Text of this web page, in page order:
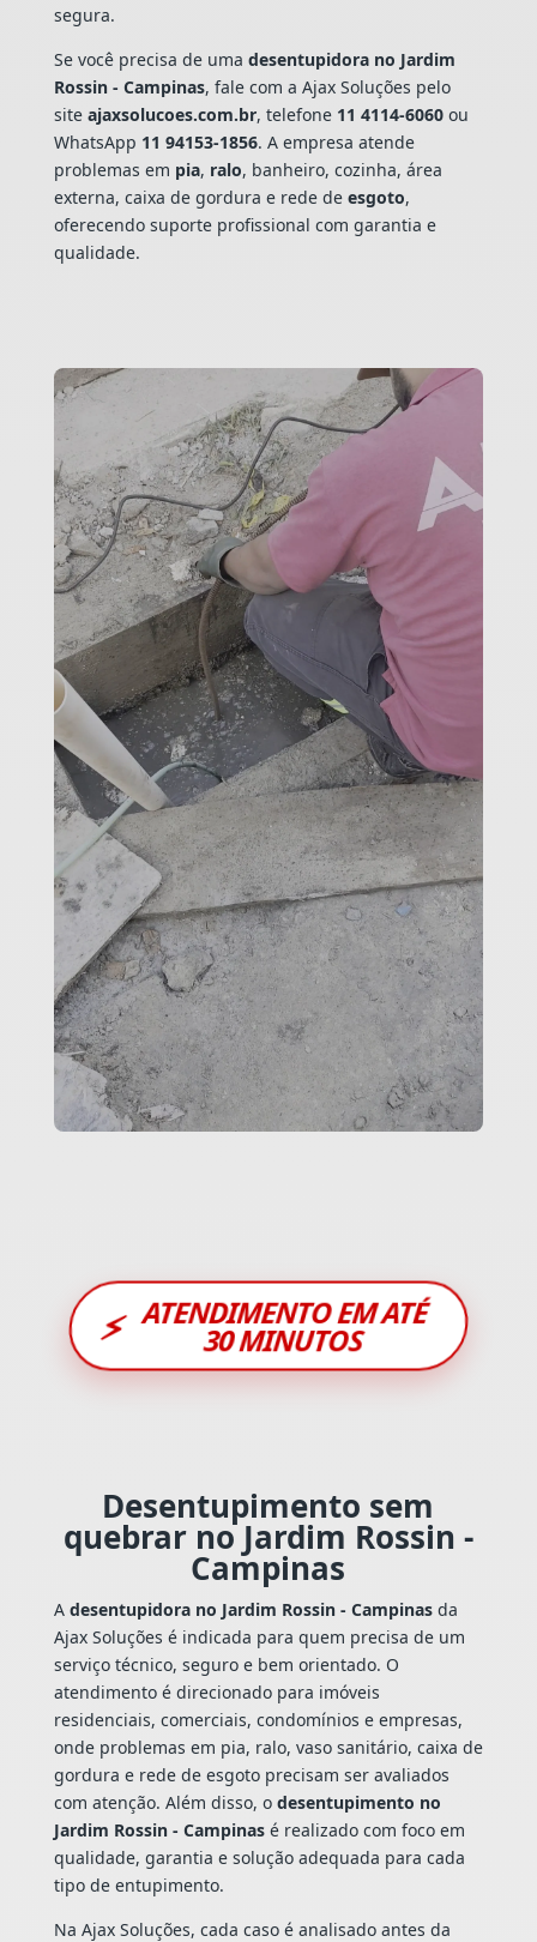
segura.
Se você precisa de uma desentupidora no Jardim
Rossin - Campinas, fale com a Ajax Soluções pelo
site ajaxsolucoes.com.br, telefone 11 4114-6060ou
WhatsApp 11 94153-1856. A empresa atende
problemas em pia, ralo, banheiro, cozinha, área
externa, caixa de gordura e rede de esgoto,
oferecendo suporte profissional com garantia e
qualidade.
⚡ ATENDIMENTO EM ATÉ
30 MINUTOS
Desentupimento sem
quebrar no Jardim Rossin -
Campinas
A desentupidora no Jardim Rossin - Campinasda
Ajax Soluções é indicada para quem precisa de um
serviço técnico, seguro e bem orientado. O
atendimento é direcionado para imóveis
residenciais, comerciais, condomínios e empresas,
onde problemas em pia, ralo, vaso sanitário, caixa de
gordura e rede de esgoto precisam ser avaliados
com atenção. Além disso, o desentupimento no
Jardim Rossin - Campinasé realizado com foco em
qualidade, garantia e solução adequada para cada
tipo de entupimento.
Na Ajax Soluções, cada caso é analisado antes da